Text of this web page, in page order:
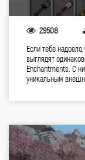
29508
Если тебе
выглядят
Enchantments. С
уникальным